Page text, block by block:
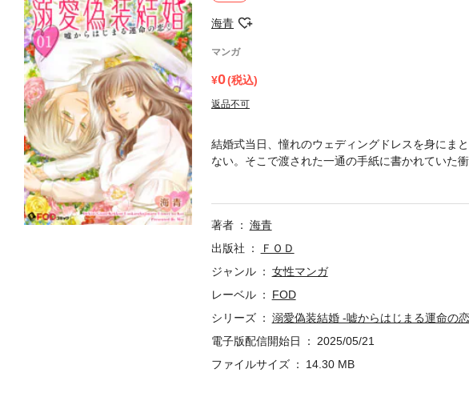
海青
マンガ
0(税込)
返品不可
結婚式当日、憧れのウェディングドレスを身にま
ない。そこで渡された一通の手紙に書かれていた
著者
海青
出版社
ＦＯＤ
ジャンル
女性マンガ
レーベル
FOD
シリーズ
溺愛偽装結婚 -嘘からはじまる運命の
電子版配信開始日
2025/05/21
ファイルサイズ
14.30 MB